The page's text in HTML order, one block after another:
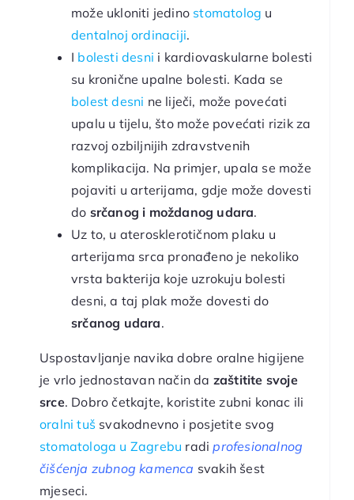
može ukloniti jedino stomatolog u
dentalnoj ordinaciji.
I bolesti desni i kardiovaskularne bolesti
su kronične upalne bolesti. Kada se
bolest desni ne liječi, može povećati
upalu u tijelu, što može povećati rizik za
razvoj ozbiljnijih zdravstvenih
komplikacija. Na primjer, upala se može
pojaviti u arterijama, gdje može dovesti
do srčanog i moždanog udara.
Uz to, u aterosklerotičnom plaku u
arterijama srca pronađeno je nekoliko
vrsta bakterija koje uzrokuju bolesti
desni, a taj plak može dovesti do
srčanog udara.
Uspostavljanje navika dobre oralne higijene
je vrlo jednostavan način da zaštitite svoje
srce. Dobro četkajte, koristite zubni konac ili
oralni tuš svakodnevno i posjetite svog
stomatologa u Zagrebu radiprofesionalnog
čišćenja zubnog kamenca svakih šest
mjeseci.